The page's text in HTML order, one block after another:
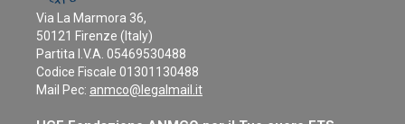
Via La Marmora 36,
50121 Firenze (Italy)
Partita I.V.A. 05469530488
Codice Fiscale 01301130488
Mail Pec: anmco@legalmail.it